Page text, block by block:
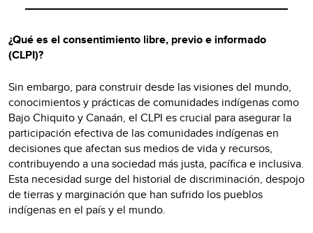
¿Qué es el consentimiento libre, previo e informado
(CLPI)?
Sin embargo, para construir desde las visiones del mundo,
conocimientos y prácticas de comunidades indígenas como
Bajo Chiquito y Canaán, el CLPI es crucial para asegurar la
participación efectiva de las comunidades indígenas en
decisiones que afectan sus medios de vida y recursos,
contribuyendo a una sociedad más justa, pacífica e inclusiva.
Esta necesidad surge del historial de discriminación, despojo
de tierras y marginación que han sufrido los pueblos
indígenas en el país y el mundo.